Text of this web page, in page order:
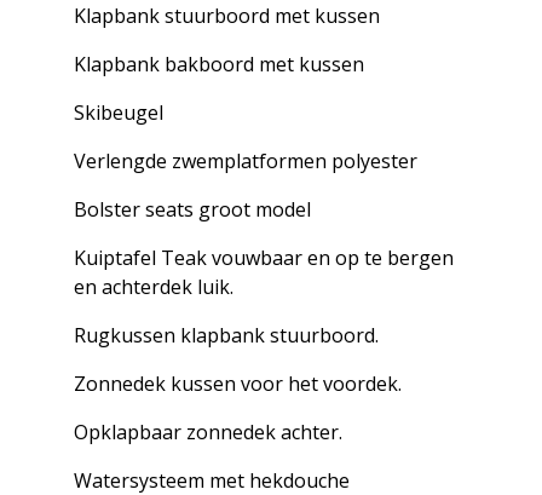
Klapbank stuurboord met kussen
Klapbank bakboord met kussen
Skibeugel
Verlengde zwemplatformen polyester
Bolster seats groot model
Kuiptafel Teak vouwbaar en op te bergen
en achterdek luik.
Rugkussen klapbank stuurboord.
Zonnedek kussen voor het voordek.
Opklapbaar zonnedek achter.
Watersysteem met hekdouche